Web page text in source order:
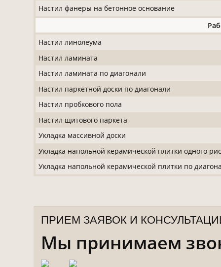
Настил фанеры на бетонное основание
Настил линолеума
Настил ламината
Настил ламината по диагонали
Настил паркетной доски по диагонали
Настил пробкового пола
Настил щитового паркета
Укладка массивной доски
Укладка напольной керамической плитки одного
Укладка напольной керамической плитки по
ПРИЕМ ЗАЯВОК И
Мы принимаем